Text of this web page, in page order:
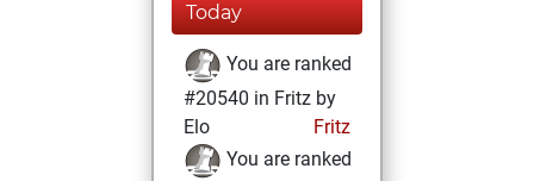
Today
You are ranked
#20540 in Fritz by
Elo
Fritz
You are ranked